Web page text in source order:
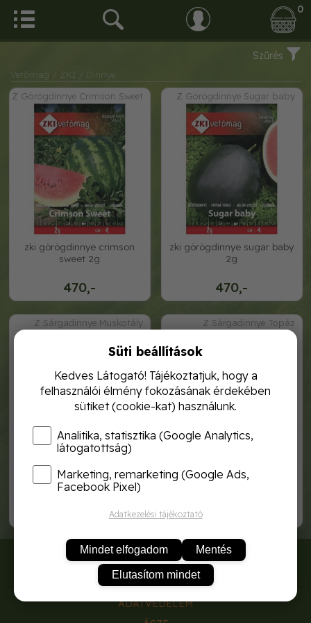
0
Szűrés
Vetőmag / ZKI
/ Dinnye
Z Görögdinnye Crimson Sweet
470,-
zki görögdinnye crimson
sweet 2g
Z Görögdinnye Sugar baby
470,-
zki görögdinnye sugar baby
2g
Z Sárgadinnye Muskotály
zki sárgadinnye muskotály
2g
Z Sárgadinnye Topáz
zki sárgadinnye topáz 2g
RÓLUNK
SZÁLLÍTÁSI DÍJAK
ADATVÉDELEM
Süti beállítások
Kedves Látogató! Tájékoztatjuk, hogy a
felhasználói élmény fokozásának érdekében
sütiket (cookie-kat) használunk.
Analitika, statisztika (Google Analytics,
látogatottság)
Marketing, remarketing (Google Ads,
Facebook Pixel)
Adatkezelési tájékoztató
Mindet elfogadom Mentés
Elutasítom mindet